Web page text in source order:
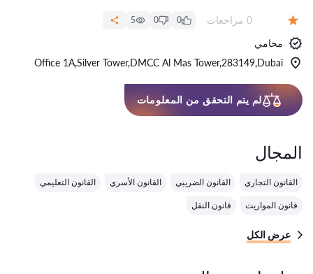
عدد المراجعات:
0 مراجعات 0
0
5
محامي
Office 1A,Silver Tower,DMCC Al Mas Tower,283149,Dubai
لم يتم التحقق من المعلومات
المجال
القانون التجاري القانون الضريبي القانون الأسري القانون التعليمي
قانون المواريث قانون النقل
عرض الكل